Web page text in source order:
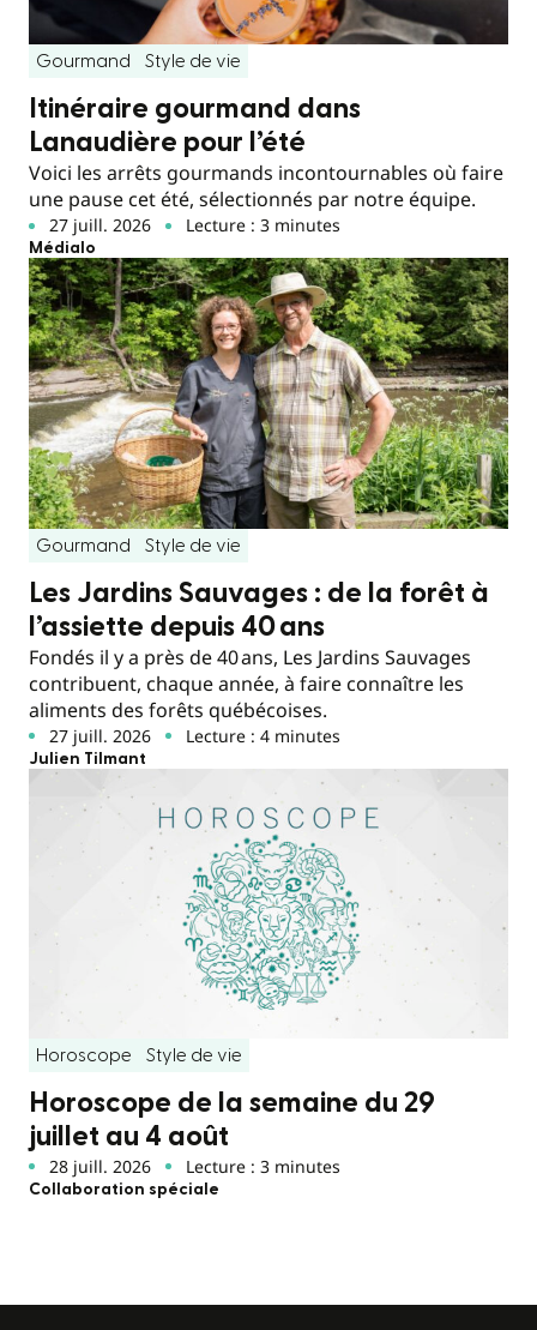
Gourmand Style de vie
Itinéraire gourmand dans
Lanaudière pour l’été
Voici les arrêts gourmands incontournables où faire
une pause cet été, sélectionnés par notre équipe.
27 juill. 2026 Lecture : 3 minutes
Médialo
Gourmand Style de vie
Les Jardins Sauvages : de la forêt à
l’assiette depuis 40 ans
Fondés il y a près de 40 ans, Les Jardins Sauvages
contribuent, chaque année, à faire connaître les
aliments des forêts québécoises.
27 juill. 2026 Lecture : 4 minutes
Julien Tilmant
Horoscope Style de vie
Horoscope de la semaine du 29
juillet au 4 août
28 juill. 2026 Lecture : 3 minutes
Collaboration spéciale